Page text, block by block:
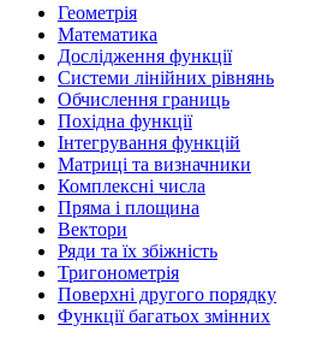
Геометрія
Математика
Дослідження функції
Системи лінійних рівнянь
Обчислення границь
Похідна функції
Інтегрування функцій
Матриці та визначники
Комплексні числа
Пряма і площина
Вектори
Ряди та їх збіжність
Тригонометрія
Поверхні другого порядку
Функції багатьох змінних